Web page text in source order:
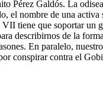
Pérez Galdós. La
nombre de una
tiene que soportar un
describirnos de la
En paralelo,
conspirar contra el